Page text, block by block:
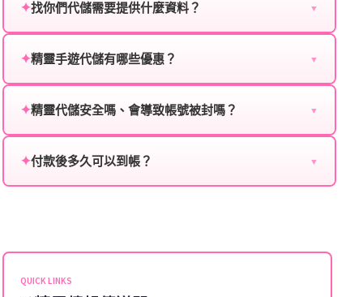
✦找你們代儲需要提供什麼資料？ ▼
服：
角色名稱：您遊戲中的角色名稱。
✦精靈手遊代儲有哪些優惠？ ▼
贈送、大額儲值優惠及節日限定活動，儲值最低6折
✦精靈代儲安全嗎、會導致帳號被封嗎？ ▼
單，不使用外掛程式、非法點數或異常儲值管道。您獲
✦付款後多久可以到帳？ ▼
可直接聯絡客服查詢訂單進度。
QUICK LINKS